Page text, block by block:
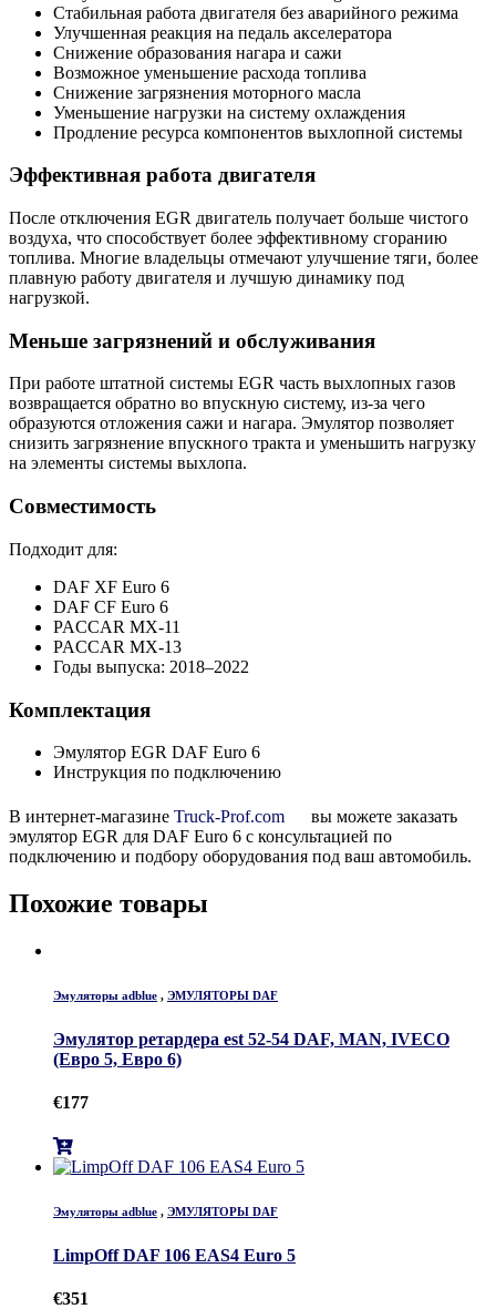
Стабильная работа двигателя без аварийного режима
Улучшенная реакция на педаль акселератора
Снижение образования нагара и сажи
Возможное уменьшение расхода топлива
Снижение загрязнения моторного масла
Уменьшение нагрузки на систему охлаждения
Продление ресурса компонентов выхлопной системы
Эффективная работа двигателя
После отключения EGR двигатель получает больше чистого
воздуха, что способствует более эффективному сгоранию
топлива. Многие владельцы отмечают улучшение тяги, более
плавную работу двигателя и лучшую динамику под
нагрузкой.
Меньше загрязнений и обслуживания
При работе штатной системы EGR часть выхлопных газов
возвращается обратно во впускную систему, из-за чего
образуются отложения сажи и нагара. Эмулятор позволяет
снизить загрязнение впускного тракта и уменьшить нагрузку
на элементы системы выхлопа.
Совместимость
Подходит для:
DAF XF Euro 6
DAF CF Euro 6
PACCAR MX-11
PACCAR MX-13
Годы выпуска: 2018–2022
Комплектация
Эмулятор EGR DAF Euro 6
Инструкция по подключению
В интернет-магазине Truck-Prof.com
вы можете заказать
эмулятор EGR для DAF Euro 6 с консультацией по
подключению и подбору оборудования под ваш автомобиль.
Похожие товары
Эмуляторы adblue , ЭМУЛЯТОРЫ DAF
Эмулятор ретардера est 52-54 DAF, MAN, IVECO
(Евро 5, Евро 6)
€177
Эмуляторы adblue , ЭМУЛЯТОРЫ DAF
LimpOff DAF 106 EAS4 Euro 5
€351